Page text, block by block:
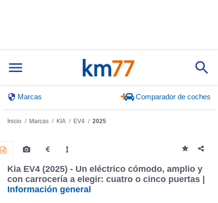
Kia EV4 (2025) - Un eléctrico cómodo, amplio y
con carrocería a elegir: cuatro o cinco puertas |
Información general